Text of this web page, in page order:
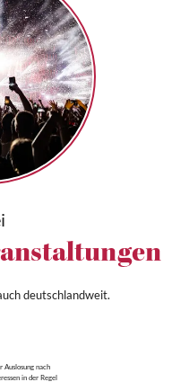
deutschlandweit.
nach
in der Regel